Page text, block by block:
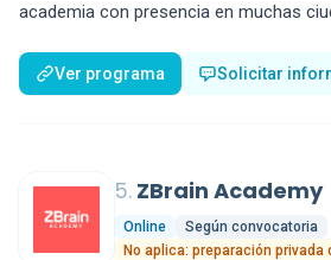
academia con presencia en muchas
Ver programa Solicitar
5. ZBrain Academy
Online
Según convocatoria
No aplica: preparación privada